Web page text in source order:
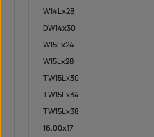
W14Lx28
DW14x30
W15Lx24
W15Lx28
TW15Lx30
TW15Lx34
TW15Lx38
16.00x17